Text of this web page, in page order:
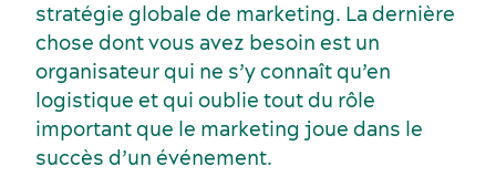
stratégie globale de marketing. La dernière
chose dont vous avez besoin est un
organisateur qui ne s’y connaît qu’en
logistique et qui oublie tout du rôle
important que le marketing joue dans le
succès d’un événement.